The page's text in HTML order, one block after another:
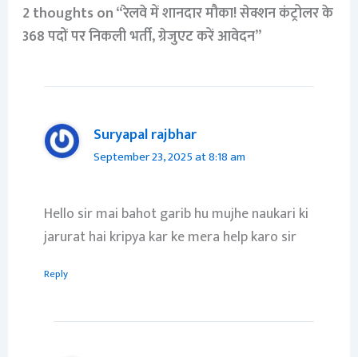
2 thoughts on “रेलवे में शानदार मौका! सेक्शन कंट्रोलर के
368 पदों पर निकली भर्ती, ग्रेजुएट करें आवेदन”
Suryapal rajbhar
September 23, 2025 at 8:18 am
Hello sir mai bahot garib hu mujhe naukari ki
jarurat hai kripya kar ke mera help karo sir
Reply